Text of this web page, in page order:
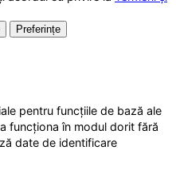
Preferințe
pentru funcțiile de bază ale
funcționa în modul dorit fără
date de identificare